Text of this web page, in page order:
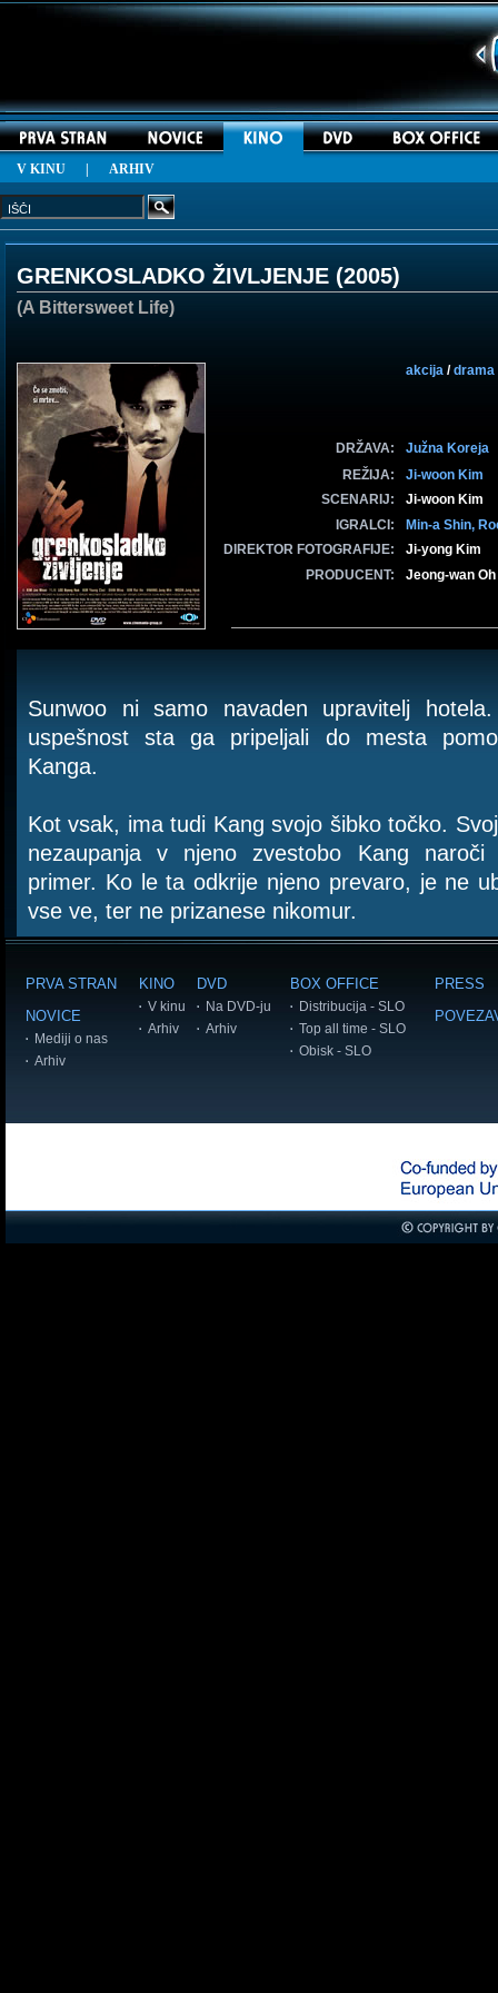
V KINU ARHIV
GRENKOSLADKO ŽIVLJENJE (2005)
(A Bittersweet Life)
akcija /drama
DRŽAVA:
Južna Koreja
REŽIJA:
Ji-woon Kim
SCENARIJ:
Ji-woon Kim
IGRALCI:
Min-a Shin,
DIREKTOR FOTOGRAFIJE:
Ji-yong Kim
PRODUCENT:
Jeong-wan
Sunwoo ni samo navaden upravitelj
uspešnost sta ga pripeljali do mesta
Kanga.
Kot vsak, ima tudi Kang svojo šibko točko.
nezaupanja v njeno zvestobo Kang naroči
primer. Ko le ta odkrije njeno prevaro, je ne
vse ve, ter ne prizanese nikomur.
PRVA STRAN
NOVICE
Mediji o nas
Arhiv
KINO
V kinu
Arhiv
DVD
Na DVD-ju
Arhiv
BOX OFFICE
Distribucija - SLO
Top all time - SLO
Obisk - SLO
PRESS